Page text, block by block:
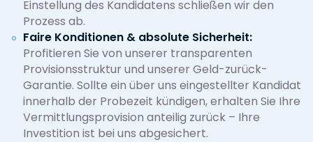
Einstellung des Kandidatens schließen wir den
Prozess ab.
Faire Konditionen & absolute Sicherheit:
Profitieren Sie von unserer transparenten
Provisionsstruktur und unserer Geld-zurück-
Garantie. Sollte ein über uns eingestellter Kandidat
innerhalb der Probezeit kündigen, erhalten Sie Ihre
Vermittlungsprovision anteilig zurück – Ihre
Investition ist bei uns abgesichert.